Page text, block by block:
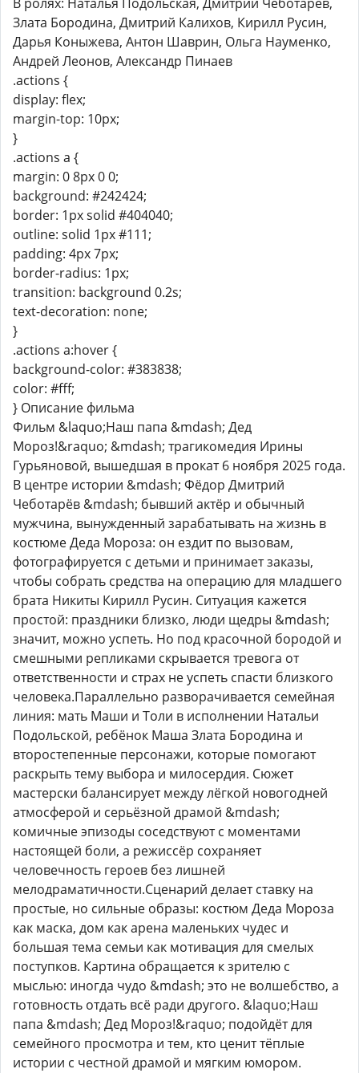
Злата Бородина, Дмитрий Калихов, Кирилл Русин,
Дарья Коныжева, Антон Шаврин, Ольга Науменко,
Андрей Леонов, Александр Пинаев
.actions {
display: flex;
margin-top: 10px;
}
.actions a {
margin: 0 8px 0 0;
background: #242424;
border: 1px solid #404040;
outline: solid 1px #111;
padding: 4px 7px;
border-radius: 1px;
transition: background 0.2s;
text-decoration: none;
}
.actions a:hover {
background-color: #383838;
color: #fff;
} Описание фильма
Фильм &laquo;Наш папа &mdash; Дед
Мороз!&raquo; &mdash; трагикомедия Ирины
Гурьяновой, вышедшая в прокат 6 ноября 2025 года.
В центре истории &mdash; Фёдор Дмитрий
Чеботарёв &mdash; бывший актёр и обычный
мужчина, вынужденный зарабатывать на жизнь в
костюме Деда Мороза: он ездит по вызовам,
фотографируется с детьми и принимает заказы,
чтобы собрать средства на операцию для младшего
брата Никиты Кирилл Русин. Ситуация кажется
простой: праздники близко, люди щедры &mdash;
значит, можно успеть. Но под красочной бородой и
смешными репликами скрывается тревога от
ответственности и страх не успеть спасти близкого
человека.Параллельно разворачивается семейная
линия: мать Маши и Толи в исполнении Натальи
Подольской, ребёнок Маша Злата Бородина и
второстепенные персонажи, которые помогают
раскрыть тему выбора и милосердия. Сюжет
мастерски балансирует между лёгкой новогодней
атмосферой и серьёзной драмой &mdash;
комичные эпизоды соседствуют с моментами
настоящей боли, а режиссёр сохраняет
человечность героев без лишней
мелодраматичности.Сценарий делает ставку на
простые, но сильные образы: костюм Деда Мороза
как маска, дом как арена маленьких чудес и
большая тема семьи как мотивация для смелых
поступков. Картина обращается к зрителю с
мыслью: иногда чудо &mdash; это не волшебство, а
готовность отдать всё ради другого. &laquo;Наш
папа &mdash; Дед Мороз!&raquo; подойдёт для
семейного просмотра и тем, кто ценит тёплые
истории с честной драмой и мягким юмором.